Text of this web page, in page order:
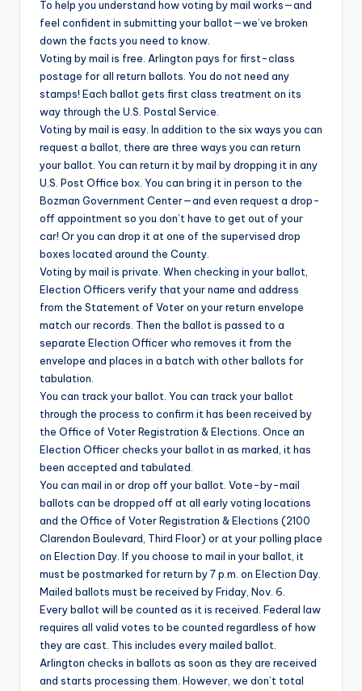
To help you understand how voting by mail works—and
feel confident in submitting your ballot—we’ve broken
down the facts you need to know.
Voting by mail is free. Arlington pays for first-class
postage for all return ballots. You do not need any
stamps! Each ballot gets first class treatment on its
way through the U.S. Postal Service.
Voting by mail is easy. In addition to the six ways you can
request a ballot, there are three ways you can return
your ballot. You can return it by mail by dropping it in any
U.S. Post Office box. You can bring it in person to the
Bozman Government Center—and even request a drop-
off appointment so you don’t have to get out of your
car! Or you can drop it at one of the supervised drop
boxes located around the County.
Voting by mail is private. When checking in your ballot,
Election Officers verify that your name and address
from the Statement of Voter on your return envelope
match our records. Then the ballot is passed to a
separate Election Officer who removes it from the
envelope and places in a batch with other ballots for
tabulation.
You can track your ballot. You can track your ballot
through the process to confirm it has been received by
the Office of Voter Registration & Elections. Once an
Election Officer checks your ballot in as marked, it has
been accepted and tabulated.
You can mail in or drop off your ballot. Vote-by-mail
ballots can be dropped off at all early voting locations
and the Office of Voter Registration & Elections (2100
Clarendon Boulevard, Third Floor) or at your polling place
on Election Day. If you choose to mail in your ballot, it
must be postmarked for return by 7 p.m. on Election Day.
Mailed ballots must be received by Friday, Nov. 6.
Every ballot will be counted as it is received. Federal law
requires all valid votes to be counted regardless of how
they are cast. This includes every mailed ballot.
Arlington checks in ballots as soon as they are received
and starts processing them. However, we don’t total